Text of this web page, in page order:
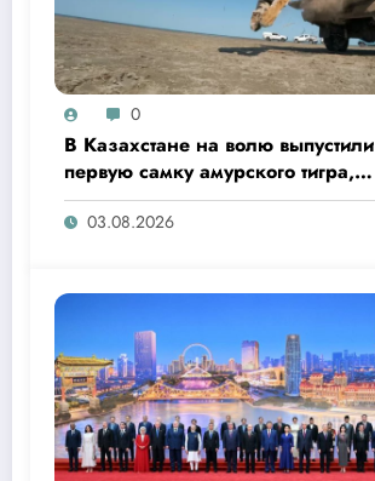
0
В Казахстане на волю выпустили
первую самку амурского тигра,
переданную из России
03.08.2026